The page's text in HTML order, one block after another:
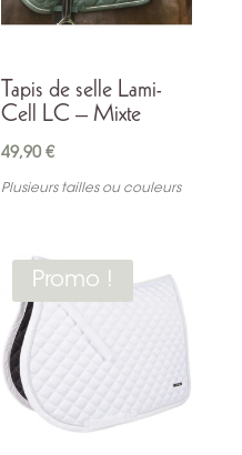
Tapis de selle Lami-
Cell LC – Mixte
49,90€
Plusieurs tailles ou couleurs
Promo !